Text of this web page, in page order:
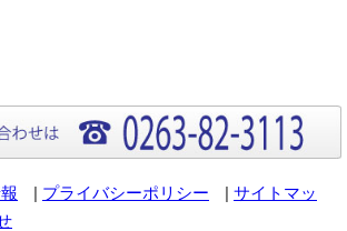
| プライバシーポリシー | サイトマッ